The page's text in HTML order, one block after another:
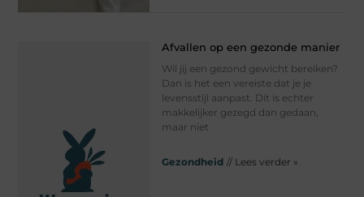
Afvallen op een gezonde manier
Wil jij een gezond gewicht bereiken?
Dan is het een vereiste dat je je
levensstijl aanpast. Dit is echter
makkelijker gezegd dan gedaan,
maar niet
Gezondheid // Lees verder »